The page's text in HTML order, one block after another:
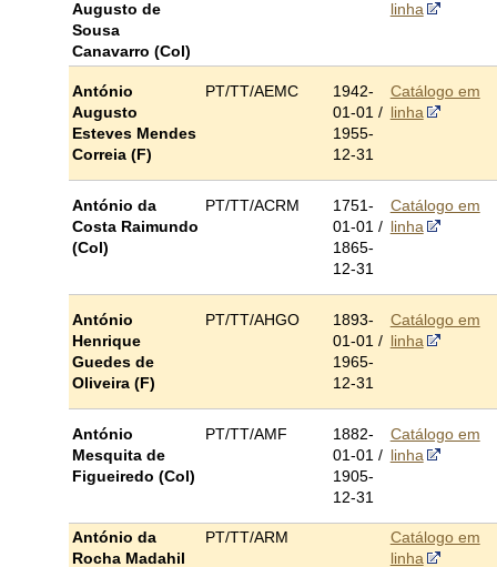
Augusto de
Sousa
Canavarro (Col)
linha
António
Augusto
Esteves Mendes
Correia (F)
PT/TT/AEMC
1942-
01-01 /
1955-
12-31
Catálogo em
linha
António da
Costa Raimundo
(Col)
PT/TT/ACRM
1751-
01-01 /
1865-
12-31
Catálogo em
linha
António
Henrique
Guedes de
Oliveira (F)
PT/TT/AHGO
1893-
01-01 /
1965-
12-31
Catálogo em
linha
António
Mesquita de
Figueiredo (Col)
PT/TT/AMF
1882-
01-01 /
1905-
12-31
Catálogo em
linha
António da
Rocha Madahil
PT/TT/ARM
Catálogo em
linha